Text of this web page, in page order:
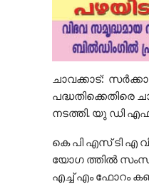
ചാവക്കാട്:
പദ്ധതിക്കെതിരെ
നടത്തി. യു ഡി
കെ പി എസ് ടി എ
യോഗ ത്തിൽ
എച്ച് എം ഫോറം